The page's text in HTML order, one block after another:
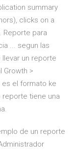
summary
clicks on a
Reporte para
... segun las
un reporte
Growth >
es el formato ke
tiene una
de un reporte